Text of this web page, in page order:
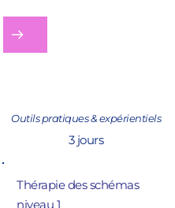
Outils pratiques & expérientiels
3 jours
Thérapie des schémas
niveau 1